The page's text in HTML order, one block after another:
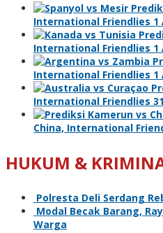
International Friendlies 1
International Friendlies 1
International Friendlies 1
International Friendlies
China, International
HUKUM &
Polresta Deli Serdang
Modal Becak Barang,
Warga